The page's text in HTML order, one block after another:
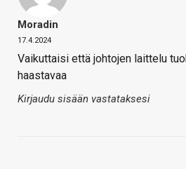
Moradin
17.4.2024
Vaikuttaisi että johtojen laittelu
haastavaa
Kirjaudu sisään vastataksesi